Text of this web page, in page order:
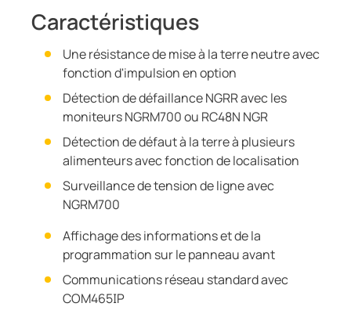
Caractéristiques
Une résistance de mise à la terre neutre avec
fonction d'impulsion en option
Détection de défaillance NGRR avec les
moniteurs NGRM700 ou RC48N NGR
Détection de défaut à la terre à plusieurs
alimenteurs avec fonction de localisation
Surveillance de tension de ligne avec
NGRM700
Affichage des informations et de la
programmation sur le panneau avant
Communications réseau standard avec
COM465IP